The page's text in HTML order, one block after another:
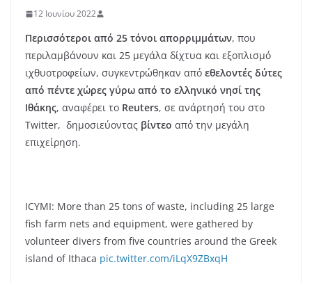
12 Ιουνίου 2022
Περισσότεροι από 25 τόνοι απορριμμάτων, που
περιλαμβάνουν και 25 μεγάλα δίχτυα και εξοπλισμό
ιχθυοτροφείων, συγκεντρώθηκαν από εθελοντές δύτες
από πέντε χώρες γύρω από το ελληνικό νησί της
Ιθάκης, αναφέρει το Reuters, σε ανάρτησή του στο
Twitter, δημοσιεύοντας βίντεο από την μεγάλη
επιχείρηση.
ICYMI: More than 25 tons of waste, including 25 large
fish farm nets and equipment, were gathered by
volunteer divers from five countries around the Greek
island of Ithaca pic.twitter.com/iLqX9ZBxqH